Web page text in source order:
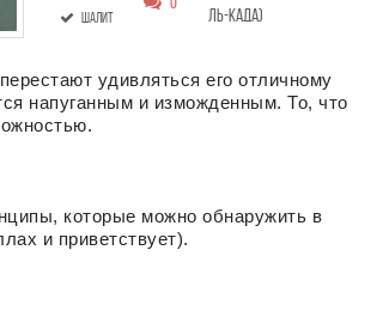
Шалит
0
ль-када)
удивляться его отличному
напуганным и изможденным. То, что
которые можно обнаружить в
и приветствует).